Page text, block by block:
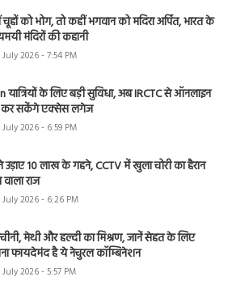
को भोग, तो कहीं भगवान को मदिरा अर्पित, भारत के
मंदिरों की कहानी
July 2026 - 7:54 PM
यात्रियों के लिए बड़ी सुविधा, अब IRCTC से ऑनलाइन
सकेंगे एक्सेस लगेज
July 2026 - 6:59 PM
उड़ाए 10 लाख के गहने, CCTV में खुला चोरी का हैरान
राज
July 2026 - 6:26 PM
मेथी और हल्दी का मिश्रण, जानें सेहत के लिए
फायदेमंद है ये नेचुरल कॉम्बिनेशन
July 2026 - 5:57 PM